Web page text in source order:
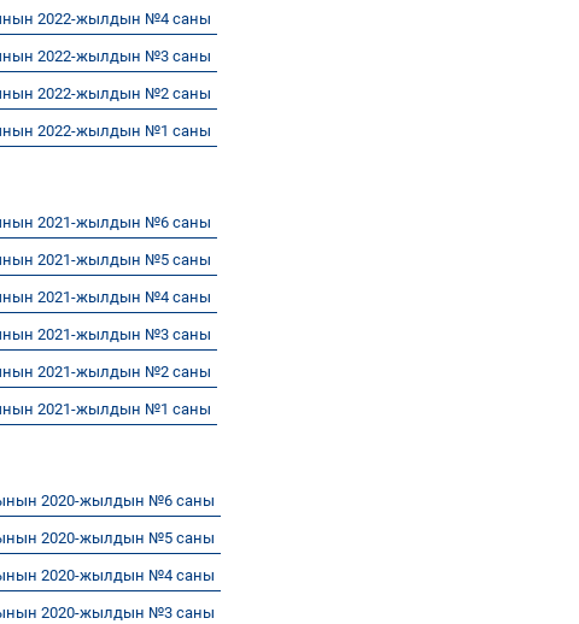
2022-жылдын №4 саны
2022-жылдын №3 саны
2022-жылдын №2 саны
2022-жылдын №1 саны
2021-жылдын №6 саны
2021-жылдын №5 саны
2021-жылдын №4 саны
2021-жылдын №3 саны
2021-жылдын №2 саны
2021-жылдын №1 саны
2020-жылдын №6 саны
2020-жылдын №5 саны
2020-жылдын №4 саны
2020-жылдын №3 саны